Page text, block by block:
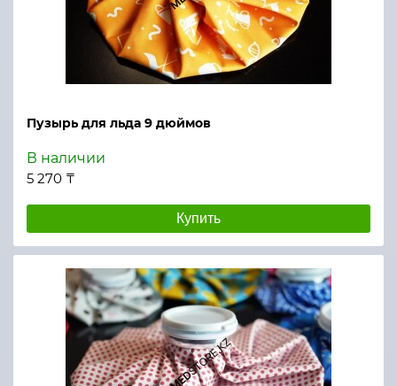
Пузырь для льда 9 дюймов
В наличии
5 270 ₸
Купить